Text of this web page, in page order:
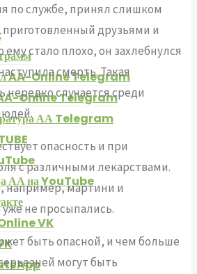
AA-Online Telegram
Online Telegram
АА Telegram
АА на YouTube
VK
по службе, принял слишком
друзьями и
стало плохо, он захлебнулся
смерть. Такая
нередко случается среди
опасность и при
с различными лекарствами.
например, мартини и
не просыпались.
быть опасной, и чем больше
могут быть